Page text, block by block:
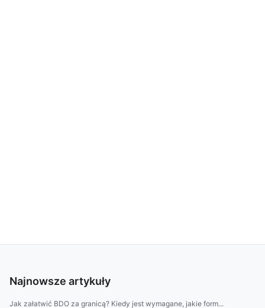
Najnowsze artykuły
Jak załatwić BDO za granicą? Kiedy jest wymagane, jakie form...